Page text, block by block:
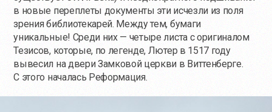
в новые переплеты документы эти исчезли из поля
зрения библиотекарей. Между тем, бумаги
уникальные! Среди них — четыре листа с оригиналом
Тезисов, которые, по легенде, Лютер в 1517 году
вывесил на двери Замковой церкви в Виттенберге.
С этого началась Реформация.